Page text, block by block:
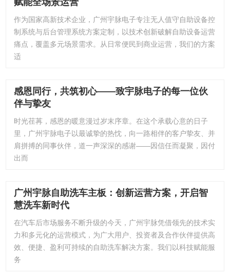
赋能全场景运营
作为国家高新技术企业，广州宇脉电子专注无人值守自助设备控
制系统与后台管理系统方案定制，以技术创新破解自助设备运营
痛点，覆盖多元场景需求。从日常便民到商业运营，我们的方案
适
感恩同行，共筑初心——致宇脉电子的每一位伙
伴与挚友
时光荏苒，感恩的暖意漫过岁末序章。在这个承载心意的日子
里，广州宇脉电子以最诚挚的热忱，向一路相伴的客户挚友、并
肩拼搏的同事伙伴，道一声深深的感谢——因信任而凝聚，因付
出而
广州宇脉自助洗车主板：创新运营方案，开启智
慧洗车新时代
在汽车后市场服务不断升级的今天，广州宇脉凭借领先的技术实
力和多元化的运营模式，为广大用户、投资者及合作伙伴提供高
效、便捷、盈利可持续的自助洗车解决方案。我们以科技赋能服
务